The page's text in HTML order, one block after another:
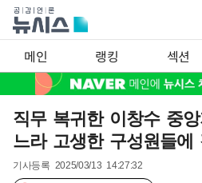
메인 랭킹 섹션
직무 복귀한 이창수 중
느라 고생한 구성원들에
기사등록 2025/03/13 14:27:32